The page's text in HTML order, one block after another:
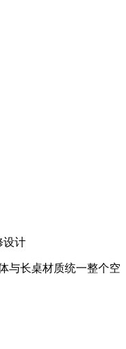
设计
与长桌材质统一整个空